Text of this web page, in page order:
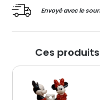
Envoyé avec le
Ces